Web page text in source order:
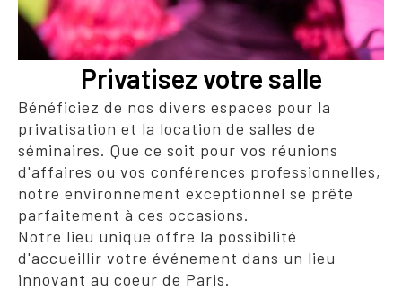
Privatisez votre salle
Bénéficiez de nos divers espaces pour la
privatisation et la location de salles de
séminaires. Que ce soit pour vos réunions
d'affaires ou vos conférences professionnelles,
notre environnement exceptionnel se prête
parfaitement à ces occasions.
Notre lieu unique offre la possibilité
d'accueillir votre événement dans un lieu
innovant au coeur de Paris.